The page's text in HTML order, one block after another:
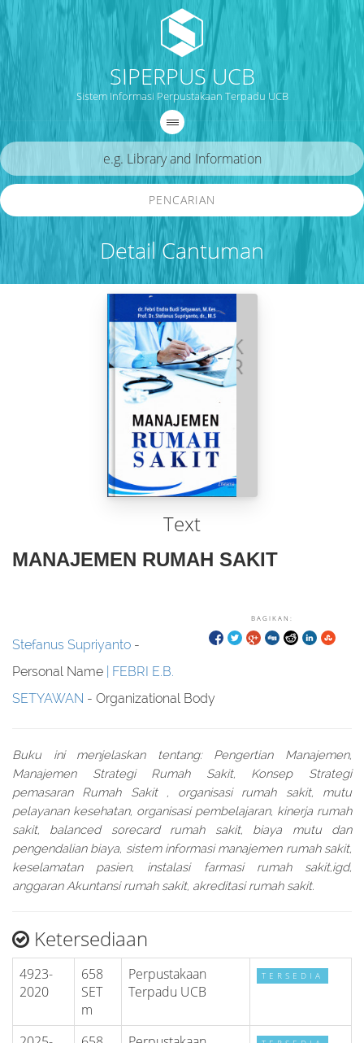
SIPERPUS UCB
Sistem Informasi Perpustakaan Terpadu UCB
Detail Cantuman
PENCARIAN
Text
MANAJEMEN RUMAH SAKIT
BAGIKAN:
Stefanus Supriyanto -
Personal Name
FEBRI E.B.
SETYAWAN - Organizational Body
Buku ini menjelaskan tentang: Pengertian Manajemen,
Manajemen Strategi Rumah Sakit, Konsep Strategi
pemasaran Rumah Sakit , organisasi rumah sakit, mutu
pelayanan kesehatan, organisasi pembelajaran, kinerja rumah
sakit, balanced sorecard rumah sakit, biaya mutu dan
pengendalian biaya, sistem informasi manajemen rumah sakit,
keselamatan pasien, instalasi farmasi rumah sakit,igd,
anggaran Akuntansi rumah sakit, akreditasi rumah sakit.
Ketersediaan
4923-
2020
658
SET
m
Perpustakaan
Terpadu UCB
TERSEDIA